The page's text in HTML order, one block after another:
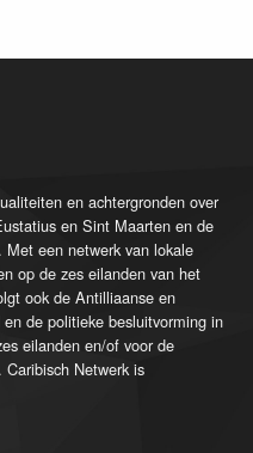
en achtergronden over
en Sint Maarten en de
Met een netwerk van lokale
op de zes eilanden van het
ook de Antilliaanse en
de politieke besluitvorming in
eilanden en/of voor de
Netwerk is